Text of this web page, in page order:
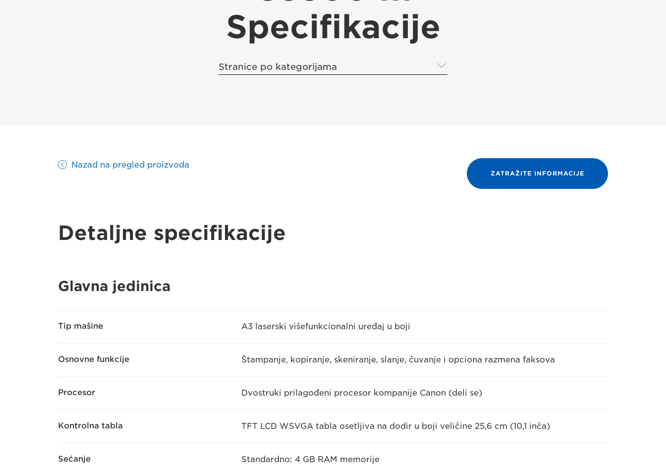
Specifikacije
Stranice po kategorijama
Nazad na pregled proizvoda
ZATRAŽITE INFORMACIJE
Detaljne specifikacije
Glavna jedinica
Tip mašine A3 laserski višefunkcionalni uređaj u boji
Osnovne funkcije Štampanje, kopiranje, skeniranje, slanje, čuvanje i opciona razmena faksova
Procesor Dvostruki prilagođeni procesor kompanije Canon (deli se)
Kontrolna tabla TFT LCD WSVGA tabla osetljiva na dodir u boji veličine 25,6 cm (10,1 inča)
Sećanje Standardno: 4 GB RAM memorije